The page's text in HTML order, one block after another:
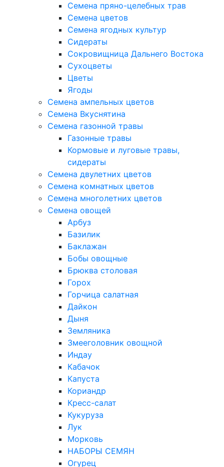
Семена пряно-целебных трав
Семена цветов
Семена ягодных культур
Сидераты
Сокровищница Дальнего Востока
Сухоцветы
Цветы
Ягоды
Семена ампельных цветов
Семена Вкуснятина
Семена газонной травы
Газонные травы
Кормовые и луговые травы,
сидераты
Семена двулетних цветов
Семена комнатных цветов
Семена многолетних цветов
Семена овощей
Арбуз
Базилик
Баклажан
Бобы овощные
Брюква столовая
Горох
Горчица салатная
Дайкон
Дыня
Земляника
Змееголовник овощной
Индау
Кабачок
Капуста
Кориандр
Кресс-салат
Кукуруза
Лук
Морковь
НАБОРЫ СЕМЯН
Огурец